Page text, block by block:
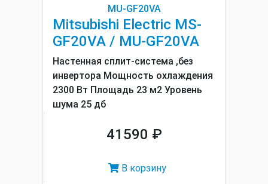
Mitsubishi Electric MS-
GF20VA / MU-GF20VA
Настенная сплит-система ,без
инвертора Мощность охлаждения
2300 Вт Площадь 23 м2 Уровень
шума 25 дб
41590 ₽
В корзину